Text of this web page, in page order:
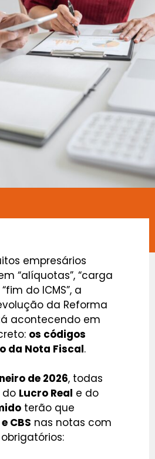
empresários
“alíquotas”, “carga
do ICMS”, a
da Reforma
acontecendo em
os códigos
da Nota Fiscal.
de 2026, todas
do Lucro Real e do
terão que
CBS nas notas com